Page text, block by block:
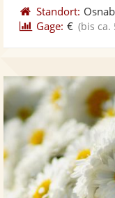
Standort:
Gage: € (bis ca.